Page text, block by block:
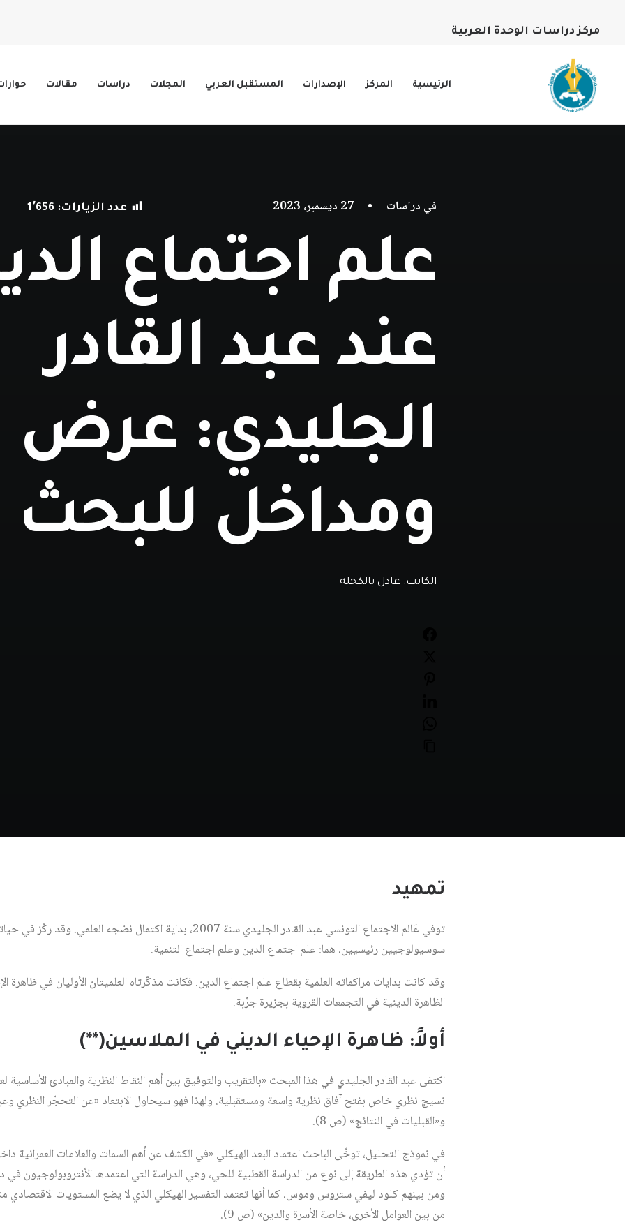
مركز دراسات الوحدة العربية
الرئيسية المركز الإصدارات المستقبل العربي المجلات دراسات مقالات
في دراسات • 27 ديسمبر، 2023 عدد الزيارات: 1٬656
علم اجتماع
عند عبد القادر
الجليدي: عرض
ومداخل للبحث
الكاتب: عادل بالكحلة
تمهيد
توفي عَالم الاجتماع التونسي عبد القادر الجليدي سنة 2007، بداية اكتمال نضجه
سوسيولوجيين رئيسيين، هما: علم اجتماع الدين وعلم اجتماع التنمية.
وقد كانت بدايات مراكماته العلمية بقطاع علم اجتماع الدين. فكانت مذكّرتاه العلميتان الأوليان في ظاهرة
الظاهرة الدينية في التجمعات القروية بجزيرة جرْبة.
أولاً: ظاهرة الإحياء الديني في الملاسين(**)
اكتفى عبد القادر الجليدي في هذا المبحث «بالتقريب والتوفيق بين أهم النقاط النظرية والمبادئ الأساسية
نسيج نظري خاص بفتح آفاق نظرية واسعة ومستقبلية. ولهذا فهو سيحاول الابتعاد «عن التحجّر النظري
و«القبليات في النتائج» (ص 8).
في نموذج التحليل، توخّى الباحث اعتماد البعد الهيكلي «في الكشف عن أهم السمات والعلامات العمرانية
أن تؤدي هذه الطريقة إلى نوع من الدراسة القطبية للحي، وهي الدراسة التي اعتمدها الأنتروبولوجيون في
ومن بينهم كلود ليفي ستروس وموس، كما أنها تعتمد التفسير الهيكلي الذي لا يضع المستويات الاقتصادي
من بين العوامل الأخرى، خاصة الأسرة والدين» (ص 9).